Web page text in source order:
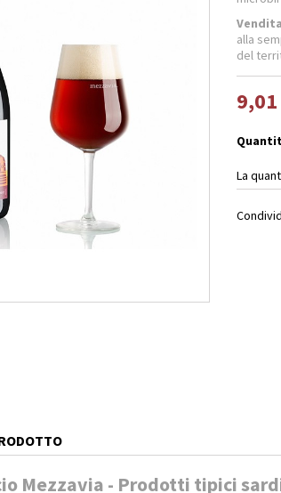
alla
del
La
Mezzavia - Prodotti tipici